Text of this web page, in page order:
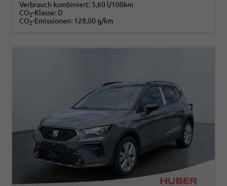
Verbrauch kombiniert: 5,60 l/100km
CO2-Klasse: D
CO2-Emissionen: 128,00 g/km